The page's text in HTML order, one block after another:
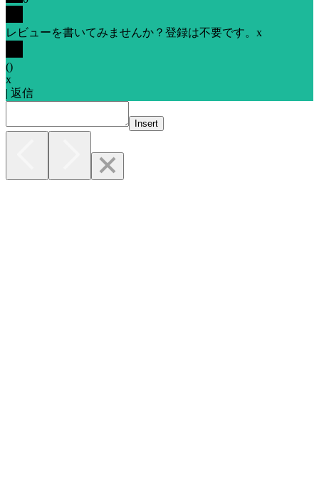
レビューを書いてみませんか？登録は不要です。 x
()
x
| 返信
Insert